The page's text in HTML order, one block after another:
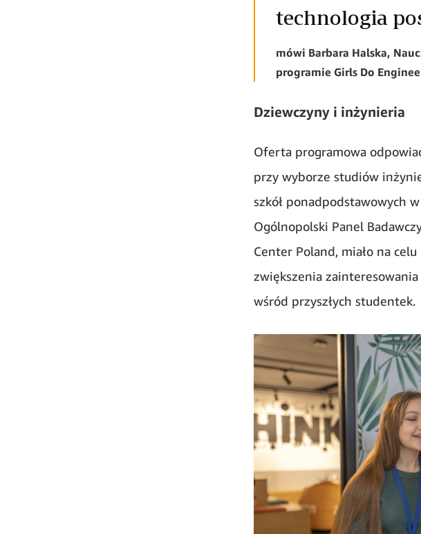
technologia
mówi Barbara Halska,
programie Girls Do
Dziewczyny i inżynieria
Oferta programowa
przy wyborze studiów
szkół ponadpodstawowych
Ogólnopolski Panel
Center Poland, miało na
zwiększenia
wśród przyszłych studentek.